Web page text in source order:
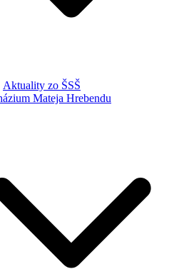
Aktuality zo ŠSŠ
Mateja Hrebendu